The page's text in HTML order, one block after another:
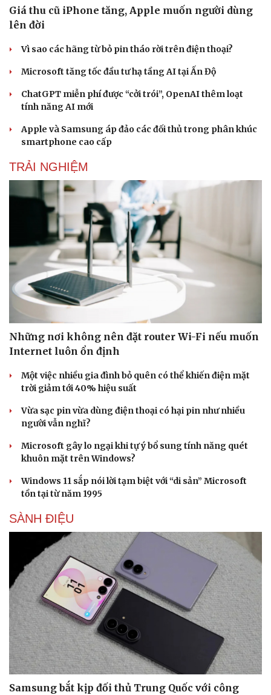
Sức khỏe
Dinh dưỡng - món ngon
Cây thuốc
Sản phụ khoa
Nhi khoa
Nam khoa
Làm đẹp - giảm cân
Phòng mạch online
Ăn sạch sống khỏe
Tình yêu - Gia đình
Giá thu cũ iPhone tăng, Apple muốn người dùng
lên đời
Vì sao các hãng từ bỏ pin tháo rời trên điện thoại?
Microsoft tăng tốc đầu tư hạ tầng AI tại Ấn Độ
ChatGPT miễn phí được “cởi trói”, OpenAI thêm loạt
tính năng AI mới
Apple và Samsung áp đảo các đối thủ trong phân khúc
smartphone cao cấp
TRẢI NGHIỆM
Những nơi không nên đặt router Wi-Fi nếu muốn
Internet luôn ổn định
Một việc nhiều gia đình bỏ quên có thể khiến điện mặt
trời giảm tới 40% hiệu suất
Vừa sạc pin vừa dùng điện thoại có hại pin như nhiều
người vẫn nghĩ?
Microsoft gây lo ngại khi tự ý bổ sung tính năng quét
khuôn mặt trên Windows?
Windows 11 sắp nói lời tạm biệt với “di sản” Microsoft
tồn tại từ năm 1995
SÀNH ĐIỆU
Samsung bắt kịp đối thủ Trung Quốc với công